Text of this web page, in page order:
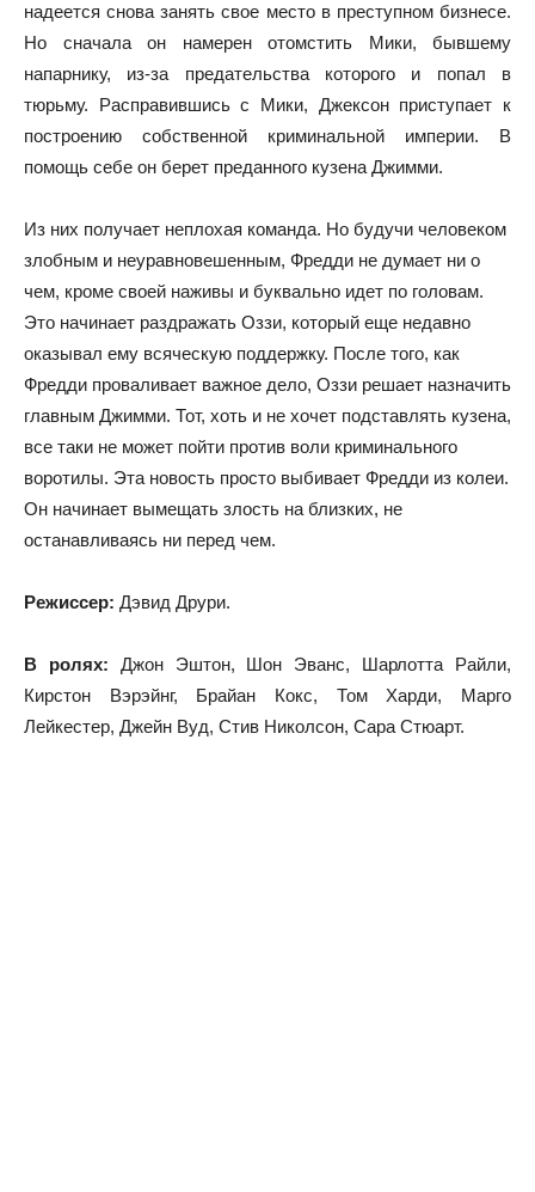
надеется снова занять свое место в преступном бизнесе.
Но сначала он намерен отомстить Мики, бывшему
напарнику, из-за предательства которого и попал в
тюрьму. Расправившись с Мики, Джексон приступает к
построению собственной криминальной империи. В
помощь себе он берет преданного кузена Джимми.
Из них получает неплохая команда. Но будучи человеком
злобным и неуравновешенным, Фредди не думает ни о
чем, кроме своей наживы и буквально идет по головам.
Это начинает раздражать Оззи, который еще недавно
оказывал ему всяческую поддержку. После того, как
Фредди проваливает важное дело, Оззи решает назначить
главным Джимми. Тот, хоть и не хочет подставлять кузена,
все таки не может пойти против воли криминального
воротилы. Эта новость просто выбивает Фредди из колеи.
Он начинает вымещать злость на близких, не
останавливаясь ни перед чем.
Режиссер: Дэвид Друри.
В ролях: Джон Эштон, Шон Эванс, Шарлотта Райли,
Кирстон Вэрэйнг, Брайан Кокс, Том Харди, Марго
Лейкестер, Джейн Вуд, Стив Николсон, Сара Стюарт.